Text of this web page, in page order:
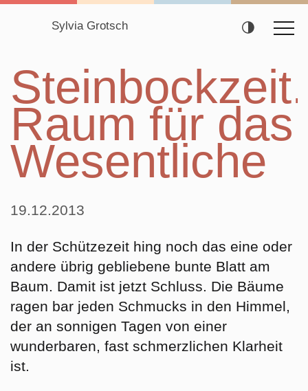
Sylvia Grotsch
Navigation
überspringen
Steinbockzeit.
Raum für das
Wesentliche
19.12.2013
In der Schützezeit hing noch das eine oder
andere übrig gebliebene bunte Blatt am
Baum. Damit ist jetzt Schluss. Die Bäume
ragen bar jeden Schmucks in den Himmel,
der an sonnigen Tagen von einer
wunderbaren, fast schmerzlichen Klarheit
ist.